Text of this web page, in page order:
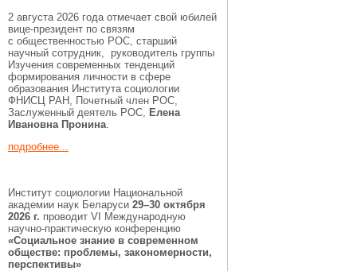
2 августа 2026 года отмечает свой юбилей
вице-президент по связям
с общественностью РОС, старший
научный сотрудник, руководитель группы
Изучения современных тенденций
формирования личности в сфере
образования Института социологии
ФНИСЦ РАН, Почетный член РОС,
Заслуженный деятель РОС, Елена
Ивановна Пронина.
подробнее...
Институт социологии Национальной
академии наук Беларуси 29–30 октября
2026 г. проводит VI Международную
научно-практическую конференцию
«Социальное знание в современном
обществе: проблемы, закономерности,
перспективы»